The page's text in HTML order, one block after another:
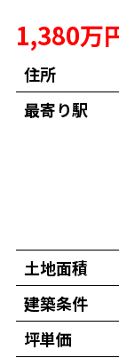
1,380万
住所
最寄り駅
土地面積
建築条件
坪単価